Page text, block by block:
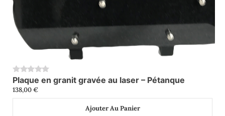
0
Plaque en granit gravée au laser – Pétanque
138,00€
Ajouter Au Panier